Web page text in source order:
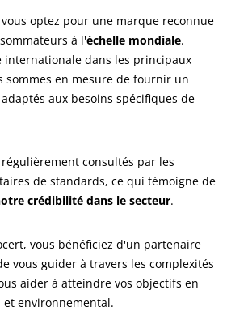
optez pour une marque reconnue
à l'échelle mondiale.
internationale dans les principaux
sommes en mesure de fournir un
aux besoins spécifiques de
consultés par les
de standards, ce qui témoigne de
crédibilité dans le secteur.
vous bénéficiez d'un partenaire
vous guider à travers les complexités
aider à atteindre vos objectifs en
environnemental.